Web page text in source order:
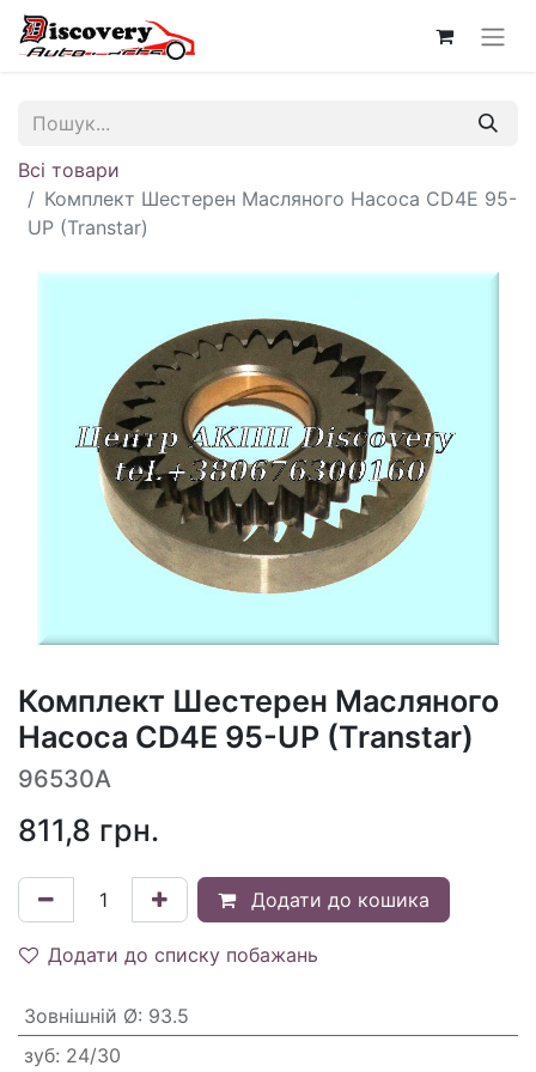
Всі товари
Комплект Шестерен Масляного Насоса CD4E 95-
UP (Transtar)
Комплект Шестерен Масляного
Насоса CD4E 95-UP (Transtar)
96530A
811,8 грн.
Додати до кошика
Додати до списку побажань
Зовнішній Ø: 93.5
зуб: 24/30